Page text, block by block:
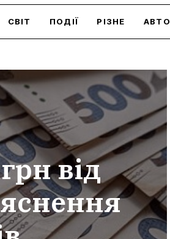
СВІТ ПОДІЇ РІЗНЕ АВТО
від